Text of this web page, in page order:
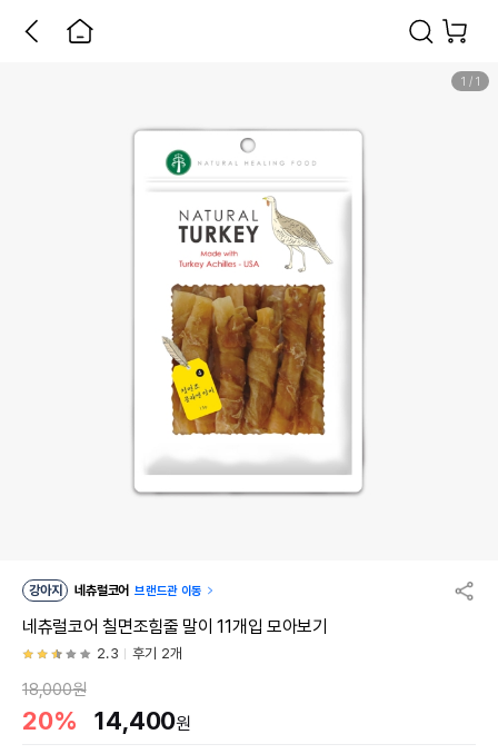
1 / 1
강아지 네츄럴코어 브랜드관 이동
네츄럴코어 칠면조힘줄 말이 11개입 모아보기
2.3 후기 2개
18,000원
20% 14,400원